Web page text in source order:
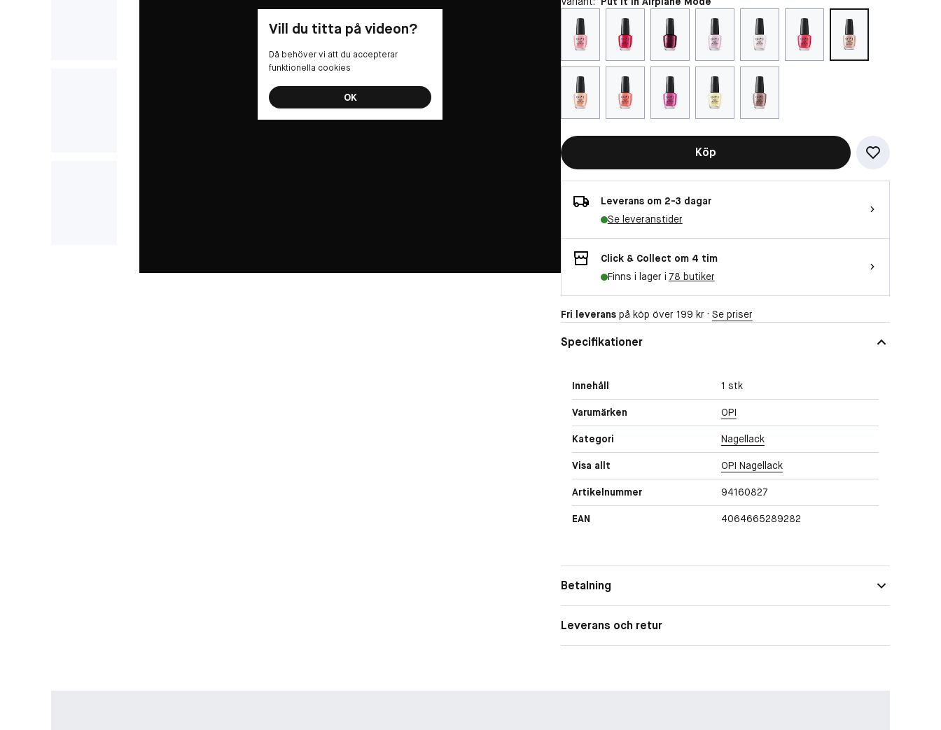
Vill du titta på videon?
Då behöver vi att du accepterar
funktionella cookies
OK
Köp
Leverans om 2-3 dagar
Se leveranstider
Click & Collect om 4 tim
Finns i lager i 78 butiker
Fri leveranspå köp över 199 kr · Se priser
Specifikationer
Innehåll 1 stk
Varumärken OPI
Kategori Nagellack
Visa allt OPI Nagellack
Artikelnummer 94160827
EAN 4064665289282
Betalning
Leverans och retur